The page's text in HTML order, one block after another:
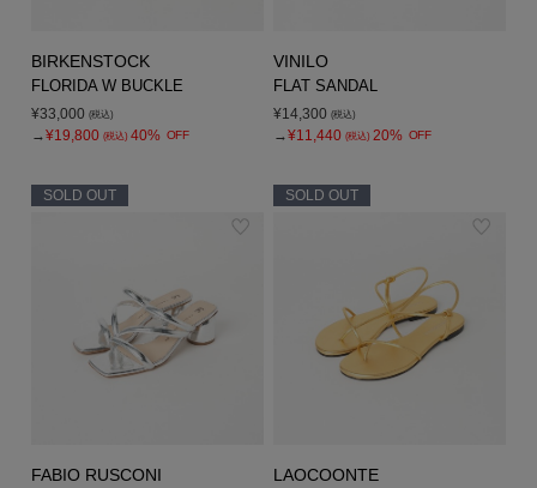
BIRKENSTOCK
FLORIDA W BUCKLE
¥33,000 (税込)
→¥19,800 (税込) 40% OFF
VINILO
FLAT SANDAL
¥14,300 (税込)
→¥11,440 (税込) 20% OFF
SOLD OUT
FABIO RUSCONI
SOLD OUT
LAOCOONTE